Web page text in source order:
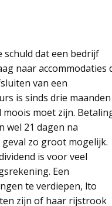
schuld dat een bedrijf
naar accommodaties
van een
is sinds drie maanden
moet zijn.
wel 21 dagen na
zo groot mogelijk.
is voor veel
Een
te verdiepen, lto
zijn of haar rijstrook